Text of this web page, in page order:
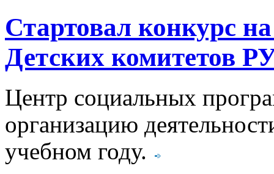
Стартовал конкурс
Детских комитетов
Центр социальных
организацию
учебном году.